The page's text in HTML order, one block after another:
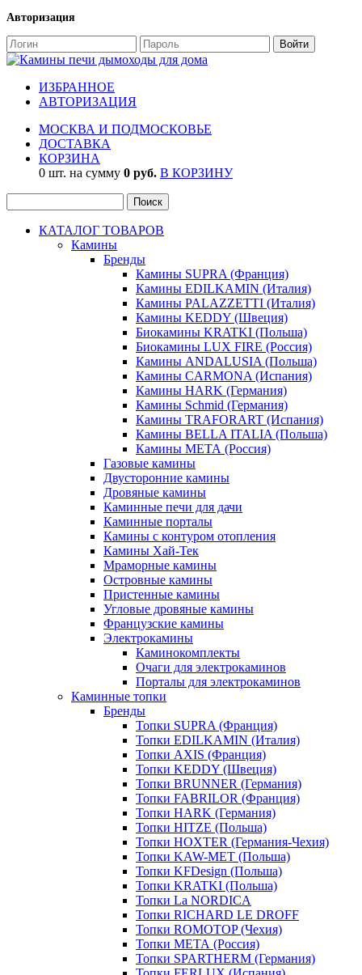
Авторизация
ИЗБРАННОЕ
АВТОРИЗАЦИЯ
МОСКВА И ПОДМОСКОВЬЕ
ДОСТАВКА
КОРЗИНА
0 шт. на сумму 0 руб. В КОРЗИНУ
КАТАЛОГ ТОВАРОВ
Камины
Бренды
Камины SUPRA (Франция)
Камины EDILKAMIN (Италия)
Камины PALAZZETTI (Италия)
Камины KEDDY (Швеция)
Биокамины KRATKI (Польша)
Биокамины LUX FIRE (Россия)
Камины ANDALUSIA (Польша)
Камины CARMONA (Испания)
Камины HARK (Германия)
Камины Schmid (Германия)
Камины TRAFORART (Испания)
Камины BELLA ITALIA (Польша)
Камины МЕТА (Россия)
Газовые камины
Двусторонние камины
Дровяные камины
Каминные печи для дачи
Каминные порталы
Камины с контуром отопления
Камины Хай-Тек
Мраморные камины
Островные камины
Пристенные камины
Угловые дровяные камины
Французские камины
Электрокамины
Каминокомплекты
Очаги для электрокаминов
Порталы для электрокаминов
Каминные топки
Бренды
Топки SUPRA (Франция)
Топки EDILKAMIN (Италия)
Топки AXIS (Франция)
Топки KEDDY (Швеция)
Топки BRUNNER (Германия)
Топки FABRILOR (Франция)
Топки HARK (Германия)
Топки HITZE (Польша)
Топки HOXTER (Германия-Чехия)
Топки KAW-MET (Польша)
Топки KFDesign (Польша)
Топки KRATKI (Польша)
Топки La NORDICA
Топки RICHARD LE DROFF
Топки ROMOTOP (Чехия)
Топки МЕТА (Россия)
Топки SPARTHERM (Германия)